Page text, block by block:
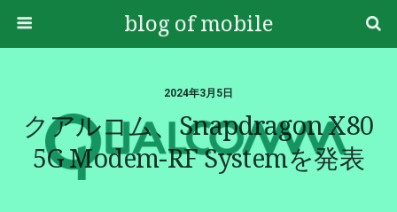
blog of mobile
2024年3月5日
クアルコム、Snapdragon X80
5G Modem-RF Systemを発表